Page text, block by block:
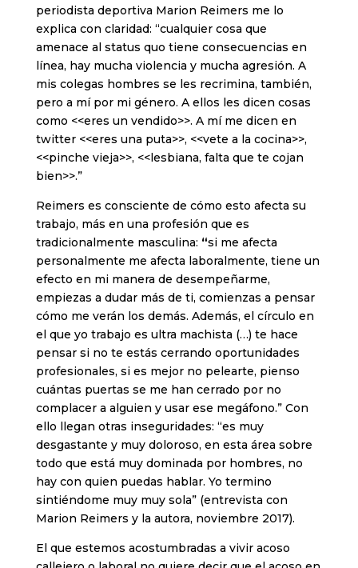
periodista deportiva Marion Reimers me lo
explica con claridad: “cualquier cosa que
amenace al status quo tiene consecuencias en
línea, hay mucha violencia y mucha agresión. A
mis colegas hombres se les recrimina, también,
pero a mí por mi género. A ellos les dicen cosas
como <<eres un vendido>>. A mí me dicen en
twitter <<eres una puta>>, <<vete a la cocina>>,
<<pinche vieja>>, <<lesbiana, falta que te cojan
bien>>.”
Reimers es consciente de cómo esto afecta su
trabajo, más en una profesión que es
tradicionalmente masculina: “si me afecta
personalmente me afecta laboralmente, tiene un
efecto en mi manera de desempeñarme,
empiezas a dudar más de ti, comienzas a pensar
cómo me verán los demás. Además, el círculo en
el que yo trabajo es ultra machista (…) te hace
pensar si no te estás cerrando oportunidades
profesionales, si es mejor no pelearte, pienso
cuántas puertas se me han cerrado por no
complacer a alguien y usar ese megáfono.” Con
ello llegan otras inseguridades: “es muy
desgastante y muy doloroso, en esta área sobre
todo que está muy dominada por hombres, no
hay con quien puedas hablar. Yo termino
sintiéndome muy muy sola” (entrevista con
Marion Reimers y la autora, noviembre 2017).
El que estemos acostumbradas a vivir acoso